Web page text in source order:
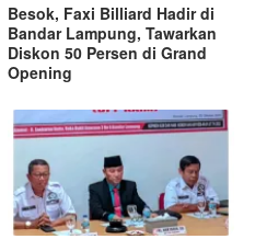
Besok, Faxi Billiard Hadir di
Bandar Lampung, Tawarkan
Diskon 50 Persen di Grand
Opening